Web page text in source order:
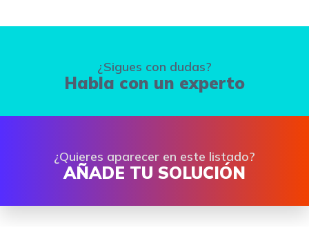
¿Sigues con dudas?
Habla con un experto
¿Quieres aparecer en este listado?
AÑADE TU SOLUCIÓN